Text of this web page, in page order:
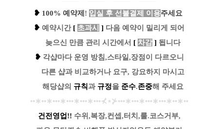
❥ 100% 예약제 ! 입실 후 선불결제 이용주세요
❥ 예 약시간[ 초과시 ] 다음 예약이 밀리게 되어
늦으신 만큼 관리 시간에서 [ 차감 ] 됩니다
❥ 각샵마다 운영 방침,스타일,장점이 다르오니
다른 샵과 비교하거나 요구, 강요하지 마시고
해당샵의 규칙과 규정을 준수.존중해 주세요
••∗••∗•••∗•••∗•••∗•••⊀ ⋆⊁•••∗•••∗•••∗•••∗••∗••
건전영업!! 수위,복장,컨셉,터치,룰.코스거부,